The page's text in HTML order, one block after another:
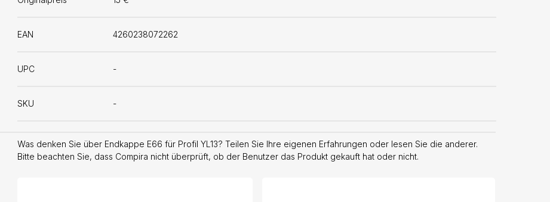
EAN 4260238072262
UPC -
SKU -
Was denken Sie über Endkappe E66 für Profil YL13? Teilen Sie Ihre eigenen Erfahrungen oder lesen Sie die anderer.
Bitte beachten Sie, dass Compira nicht überprüft, ob der Benutzer das Produkt gekauft hat oder nicht.